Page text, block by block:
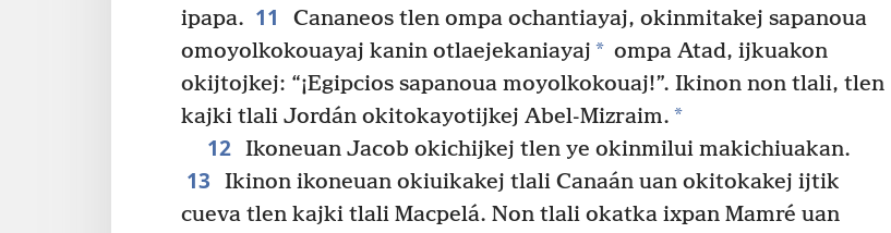
ipapa. 11
Cananeos tlen ompa ochantiayaj, okinmitakej sapanoua
omoyolkokouayaj kanin otlaejekaniayaj * ompa Atad, ijkuakon
okijtojkej: “¡Egipcios sapanoua moyolkokouaj!”. Ikinon non tlali, tlen
kajki tlali Jordán okitokayotijkej Abel-Mizraim. *
12 Ikoneuan Jacob okichijkej tlen ye okinmilui makichiuakan.
13
Ikinon ikoneuan okiuikakej tlali Canaán uan okitokakej ijtik
cueva tlen kajki tlali Macpelá. Non tlali okatka ixpan Mamré uan